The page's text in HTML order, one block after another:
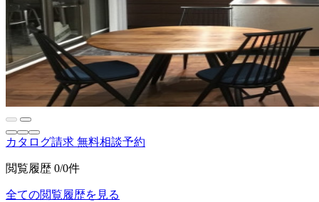
カタログ請求 無料相談予約
閲覧履歴 0/0件
全ての閲覧履歴を見る